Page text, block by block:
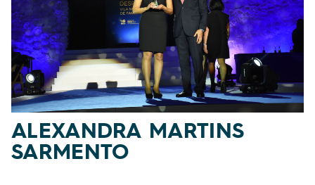
ALEXANDRA MARTINS
SARMENTO